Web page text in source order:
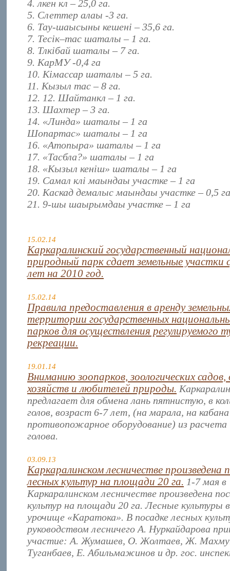
4. лкен кл – 25,0 га.
5. Слеттер алаы -3 га.
6. Тау-шаысыны кешені – 35,6 га.
7. Тесік–тас шаталы – 1 га.
8. Тлкібай шаталы – 7 га.
9. КарМУ -0,4 га
10. Кімассар шаталы – 5 га.
11. Кызыл тас – 8 га.
12. 12. Шайтанкл – 1 га.
13. Шахтер – 3 га.
14. «Линда» шаталы – 1 га
Шопартас» шаталы – 1 га
16. «Атопыра» шаталы – 1 га
17. «Тасбла?» шаталы – 1 га
18. «Кызыл кеніш» шаталы – 1 га
19. Самал клі маындаы участке – 1 га
20. Каскад демалыс маындаы участке – 0,5 га
21. 9-шы шаырымдаы участке – 1 га
15.02.14
Каркаралинский государственный
природный парк сдает земельные участки
лет на 2010 год.
15.02.14
Правила предоставления в аренду
территории государственных
парков для осуществления регулируемого
рекреации.
19.01.14
Вниманию зоопарков, зоологических
хозяйств и любителей природы.
предлагает для обмена лань пятнистую, в
голов, возраст 6-7 лет, (на марала, на
противопожарное оборудование) из расчета
голова.
03.09.13
Каркаралинском лесничестве произведена
лесных культур на площади 20 га. 1-7 мая в
Каркаралинском лесничестве произведена
культур на площади 20 га. Лесные
урочище «Каратока». В посадке лесных
руководством лесничего А. Нуркайдарова
участие: А. Жумашев, О. Жолтаев, Ж.
Туганбаев, Е. Абильмажинов и др. гос.